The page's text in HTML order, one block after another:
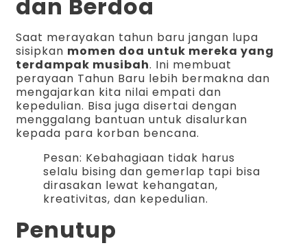
dan Berdoa
Saat merayakan tahun baru jangan lupa
sisipkan momen doa untuk mereka yang
terdampak musibah. Ini membuat
perayaan Tahun Baru lebih bermakna dan
mengajarkan kita nilai empati dan
kepedulian. Bisa juga disertai dengan
menggalang bantuan untuk disalurkan
kepada para korban bencana.
Pesan: Kebahagiaan tidak harus
selalu bising dan gemerlap tapi bisa
dirasakan lewat kehangatan,
kreativitas, dan kepedulian.
Penutup